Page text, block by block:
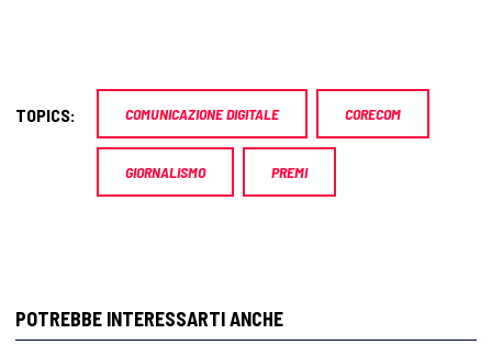
TOPICS: COMUNICAZIONE DIGITALE CORECOM
GIORNALISMO PREMI
POTREBBE INTERESSARTI ANCHE